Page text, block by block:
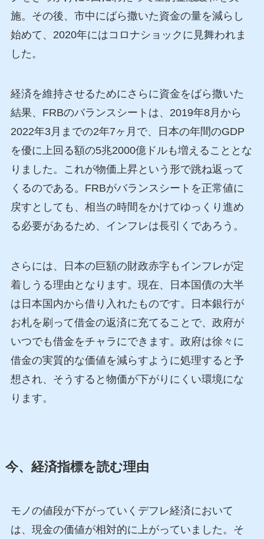
施。その後、市中にばら撒いた資金の量を減らし
始めて、2020年にはコロナショックに見舞われま
した。
経済を維持させるためにさらに資金をばら撒いた
結果、FRBのバランスシートは、2019年8月から
2022年3月までの2年7ヶ月で、日本の年間のGDP
を優に上回る額の5兆2000億ドルも増えることとな
りました。これが物価上昇という形で跳ね返って
くるのである。FRBがバランスシートを正常値に
戻すとしても、相当の時間をかけてゆっくり進め
る必要があるため、インフレは長引くであろう。
さらには、日本の巨額の財政赤字もインフレが定
着しうる理由となります。現在、日本国債の大半
は日本国内から借り入れたものです。日本銀行が
お札を刷って借金の返済に充てることで、政府が
いつでも借金をチャラにできます。政府は徐々に
借金の実質的な価値を減らすように処理すると予
想され、そうすると物価が下がりにくい環境にな
ります。
今、経済指標を読む理由
モノの値段が下がっていくデフレ経済において
は、現金の価値が相対的に上がっていました。そ